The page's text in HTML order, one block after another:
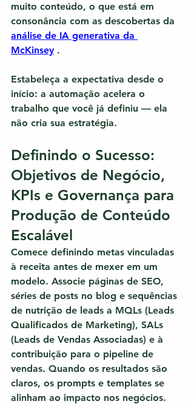
muito conteúdo, o que está em
consonância com as descobertas da
análise de IA generativa da
McKinsey .
Estabeleça a expectativa desde o
início: a automação acelera o
trabalho que você já definiu — ela
não cria sua estratégia.
Definindo o Sucesso:
Objetivos de Negócio,
KPIs e Governança para
Produção de Conteúdo
Escalável
Comece definindo metas vinculadas
à receita antes de mexer em um
modelo. Associe páginas de SEO,
séries de posts no blog e sequências
de nutrição de leads a MQLs (Leads
Qualificados de Marketing), SALs
(Leads de Vendas Associadas) e à
contribuição para o pipeline de
vendas. Quando os resultados são
claros, os prompts e templates se
alinham ao impacto nos negócios.